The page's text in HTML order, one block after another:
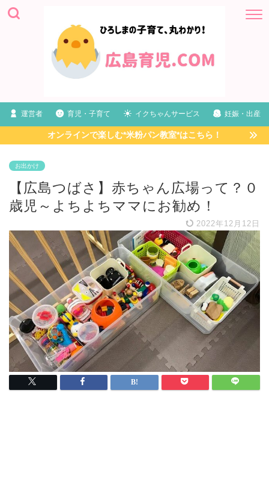
運営者 育児・子育て イクちゃんサービス 妊娠・出産
オンラインで楽しむ*米粉パン教室*はこちら！
お出かけ
【広島つばさ】赤ちゃん広場って？０
歳児～よちよちママにお勧め！
2022年12月12日